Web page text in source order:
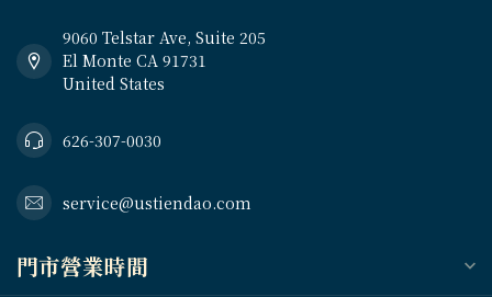
9060 Telstar Ave, Suite 205
El Monte CA 91731
United States
626-307-0030
service@ustiendao.com
門市營業時間